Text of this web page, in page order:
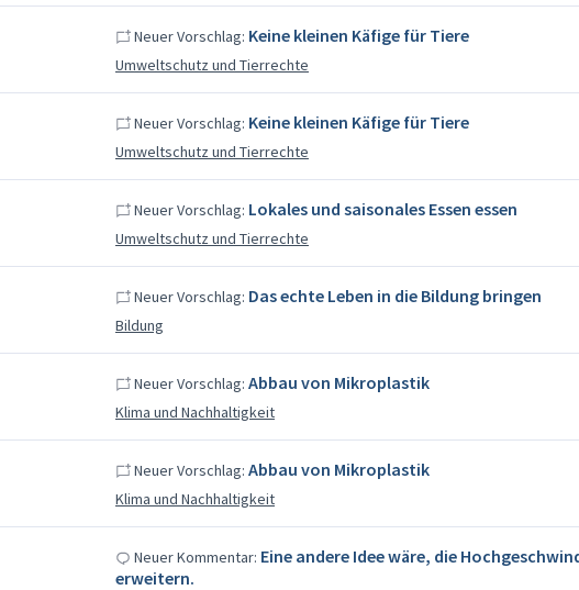
Neuer Vorschlag: Keine kleinen Käfige für Tiere
Umweltschutz und Tierrechte
Neuer Vorschlag: Keine kleinen Käfige für Tiere
Umweltschutz und Tierrechte
Neuer Vorschlag: Lokales und saisonales Essen essen
Umweltschutz und Tierrechte
Neuer Vorschlag: Das echte Leben in die Bildung bringen
Bildung
Neuer Vorschlag: Abbau von Mikroplastik
Klima und Nachhaltigkeit
Neuer Vorschlag: Abbau von Mikroplastik
Klima und Nachhaltigkeit
Neuer Kommentar: Eine andere Idee wäre, die
erweitern.